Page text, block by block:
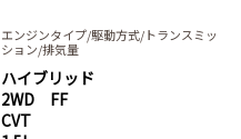
エンジンタイプ/駆動方式/トランスミッ
ション/排気量
ハイブリッド
2WD FF
CVT